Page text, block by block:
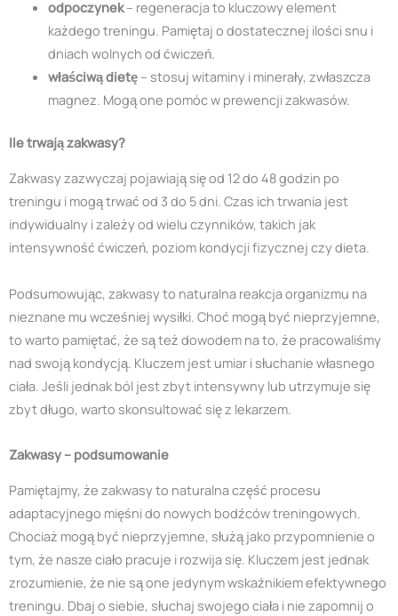
odpoczynek– regeneracja to kluczowy element
każdego treningu. Pamiętaj o dostatecznej ilości snu i
dniach wolnych od ćwiczeń.
właściwą dietę– stosuj witaminy i minerały, zwłaszcza
magnez. Mogą one pomóc w prewencji zakwasów.
Ile trwają zakwasy?
Zakwasy zazwyczaj pojawiają się od 12 do 48 godzin po
treningu i mogą trwać od 3 do 5 dni. Czas ich trwania jest
indywidualny i zależy od wielu czynników, takich jak
intensywność ćwiczeń, poziom kondycji fizycznej czy dieta.
Podsumowując, zakwasy to naturalna reakcja organizmu na
nieznane mu wcześniej wysiłki. Choć mogą być nieprzyjemne,
to warto pamiętać, że są też dowodem na to, że pracowaliśmy
nad swoją kondycją. Kluczem jest umiar i słuchanie własnego
ciała. Jeśli jednak ból jest zbyt intensywny lub utrzymuje się
zbyt długo, warto skonsultować się z lekarzem.
Zakwasy – podsumowanie
Pamiętajmy, że zakwasy to naturalna część procesu
adaptacyjnego mięśni do nowych bodźców treningowych.
Chociaż mogą być nieprzyjemne, służą jako przypomnienie o
tym, że nasze ciało pracuje i rozwija się. Kluczem jest jednak
zrozumienie, że nie są one jedynym wskaźnikiem efektywnego
treningu. Dbaj o siebie, słuchaj swojego ciała i nie zapomnij o